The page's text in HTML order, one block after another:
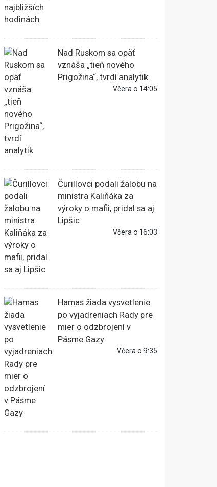
Nad Ruskom sa opäť
vznáša „tieň nového
Prigožina“, tvrdí analytik
Včera o 14:05
Čurillovci podali žalobu na
ministra Kaliňáka za
výroky o mafii, pridal sa aj
Lipšic
Včera o 16:03
Hamas žiada vysvetlenie
po vyjadreniach Rady pre
mier o odzbrojení v
Pásme Gazy
Včera o 9:35